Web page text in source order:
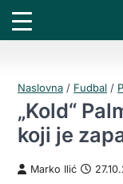
Naslovna / Fudbal /
„Kold“
koji je
Marko Ilić